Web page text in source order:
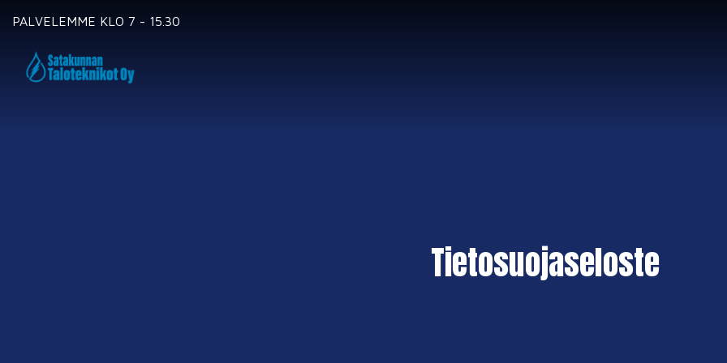
PALVELEMME KLO 7 - 15.30
Tietosuojaseloste